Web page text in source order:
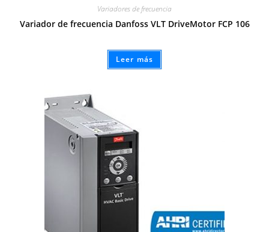
Variadores de frecuencia
Variador de frecuencia Danfoss VLT DriveMotor FCP 106
Leer más